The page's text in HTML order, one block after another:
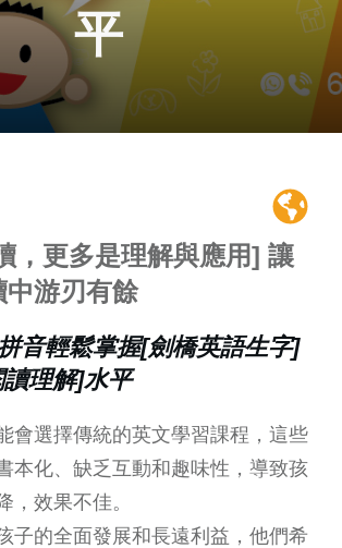
平
，更多是理解與應用] 讓
游刃有餘
音輕鬆掌握[劍橋英語生字]
理解]水平
會選擇傳統的英文學習課程，這些
本化、缺乏互動和趣味性，導致孩
，效果不佳。
子的全面發展和長遠利益，他們希